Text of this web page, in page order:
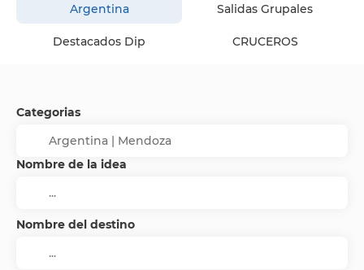
Argentina Salidas Grupales
Destacados Dip CRUCEROS
Categorias
Nombre de la idea
Nombre del destino